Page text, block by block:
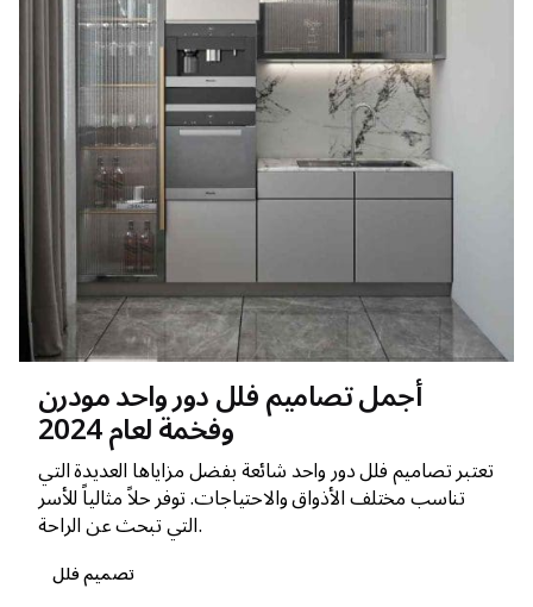
أجمل تصاميم فلل دور واحد مودرن
وفخمة لعام 2024
تعتبر تصاميم فلل دور واحد شائعة بفضل مزاياها العديدة التي
تناسب مختلف الأذواق والاحتياجات. توفر حلاً مثالياً للأسر
التي تبحث عن الراحة.
تصميم فلل